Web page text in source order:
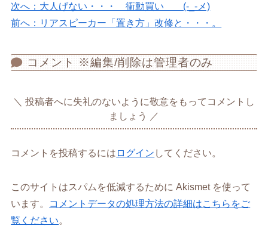
次へ：大人げない・・・ 衝動買い (-_-メ)
前へ：リアスピーカー「置き方」改修と・・・。
コメント ※編集/削除は管理者のみ
投稿者へに失礼のないように敬意をもってコメントし
ましょう
コメントを投稿するには ログイン してください。
このサイトはスパムを低減するために Akismet を使って
います。
コメントデータの処理方法の詳細はこちらをご
覧ください。